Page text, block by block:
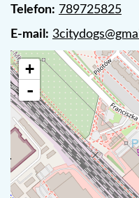
Telefon: 789725825
E-mail:
+
-